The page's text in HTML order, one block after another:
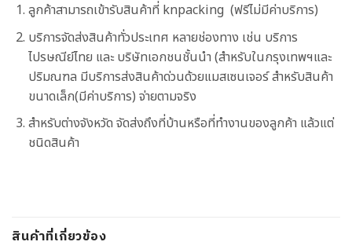
ลูกค้าสามารถเข้ารับสินค้าที่ knpacking (ฟรีไม่มีค่าบริการ)
บริการจัดส่งสินค้าทั่วประเทศ หลายช่องทาง เช่น บริการ
ไปรษณีย์ไทย และ บริษัทเอกชนชั้นนำ (สำหรับในกรุงเทพฯและ
ปริมณฑล มีบริการส่งสินค้าด่วนด้วยแมสเซนเจอร์ สำหรับสินค้า
ขนาดเล็ก(มีค่าบริการ) จ่ายตามจริง
สำหรับต่างจังหวัด จัดส่งถึงที่บ้านหรือที่ทำงานของลูกค้า แล้วแต่
ชนิดสินค้า
สินค้าที่เกี่ยวข้อง